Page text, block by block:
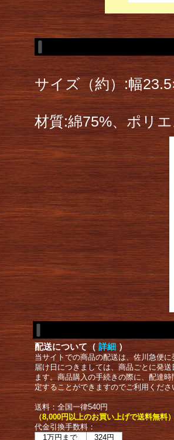
サイズ（約）:幅
材質:綿75%、ポリ
配送について（ 詳細 ）
当サイトでの商品の配送は、佐川急便
届け日につきましては、商品ごとに発
ます。商品購入の手続きの際に、配達
定することができますのでご利用くださ
送料：全国一律540円
（8,000円以上のお買い上げで送料無料
代金引換手数料：
1万円まで
324円